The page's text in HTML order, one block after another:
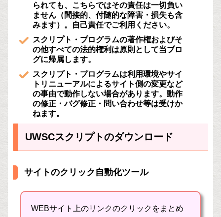
られても、こちらではその責任は一切負い
ません（間接的、付随的な障害・損失も含
みます）。自己責任でご利用ください。
スクリプト・プログラムの著作権およびそ
の他すべての法的権利は原則として当ブロ
グに帰属します。
スクリプト・プログラムは利用環境やサイ
トリニューアルによるサイト側の変更など
の事由で動作しない場合があります。動作
の修正・バグ修正・問い合わせ等は受けか
ねます。
UWSCスクリプトのダウンロード
サイトのクリック自動化ツール
WEBサイト上のリンクのクリックをまとめ